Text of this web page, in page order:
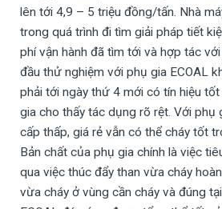
lên tới 4,9 – 5 triệu đồng/tấn. Nhà
trong quá trình đi tìm giải pháp tiết
phí vận hành đã tìm tới và hợp tác
đầu thử nghiệm với phụ gia ECOAL
phải tới ngày thứ 4 mới có tín hiệu
gia cho thấy tác dụng rõ rệt. Với phụ
cấp thấp, giá rẻ vẫn có thể cháy tốt
Bản chất của phụ gia chính là việc
qua việc thúc đẩy than vừa cháy
vừa cháy ở vùng cần cháy và đúng